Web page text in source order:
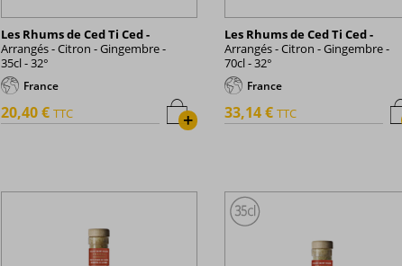
Les Rhums de Ced Ti Ced -
Arrangés - Citron - Gingembre -
35cl - 32°
France
+
20,40 € TTC
Les Rhums de Ced Ti Ced -
Arrangés - Citron - Gingembre -
70cl - 32°
France
33,14 € TTC